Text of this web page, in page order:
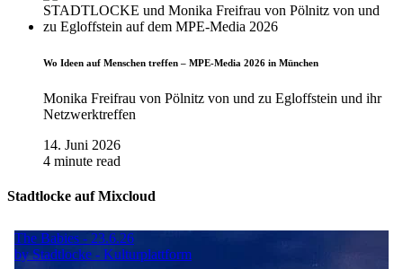
Wo Ideen auf Menschen treffen – MPE-Media 2026 in München
Monika Freifrau von Pölnitz von und zu Egloffstein und ihr
Netzwerktreffen
14. Juni 2026
4 minute read
Stadtlocke auf Mixcloud